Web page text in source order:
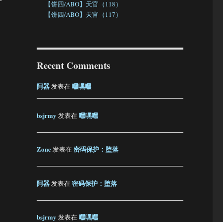
【饼四/ABO】天官（118）
【饼四/ABO】天官（117）
Recent Comments
阿器发表在嘿嘿嘿
bsjrmy 发表在嘿嘿嘿
Zone发表在密码保护：堕落
阿器发表在密码保护：堕落
bsjrmy 发表在嘿嘿嘿